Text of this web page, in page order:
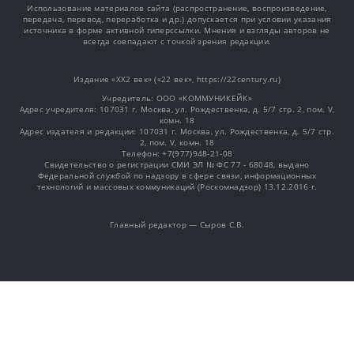
Использование материалов сайта (распространение, воспроизведение,
передача, перевод, переработка и др.) допускается при условии указания
источника в форме активной гиперссылки. Мнения и взгляды авторов не
всегда совпадают с точкой зрения редакции.
Издание «XX2 век» («22 век», https://22century.ru)
Учредитель: OOO «КОММУНИКЕЙК»
Адрес учредителя: 107031 г. Москва, ул. Рождественка, д. 5/7 стр. 2, пом. V,
комн. 18
Адрес издателя и редакции: 107031 г. Москва, ул. Рождественка, д. 5/7 стр.
2, пом. V, комн. 18
Телефон: +7(977)948-21-08
Свидетельство о регистрации СМИ ЭЛ № ФС 77 - 68048, выдано
Федеральной службой по надзору в сфере связи, информационных
технологий и массовых коммуникаций (Роскомнадзор) 13.12.2016 г.
Главный редактор — Сыров С.В.